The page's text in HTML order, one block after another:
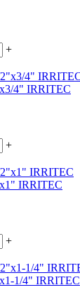
+
4" IRRITEC
+
IRRITEC
+
1/4" IRRITEC